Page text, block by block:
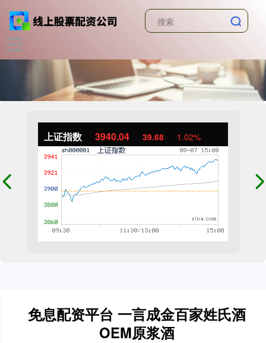
上证指数 3940.04 39.68 1.02%
免息配资平台 一言成金百家姓氏酒
OEM原浆酒